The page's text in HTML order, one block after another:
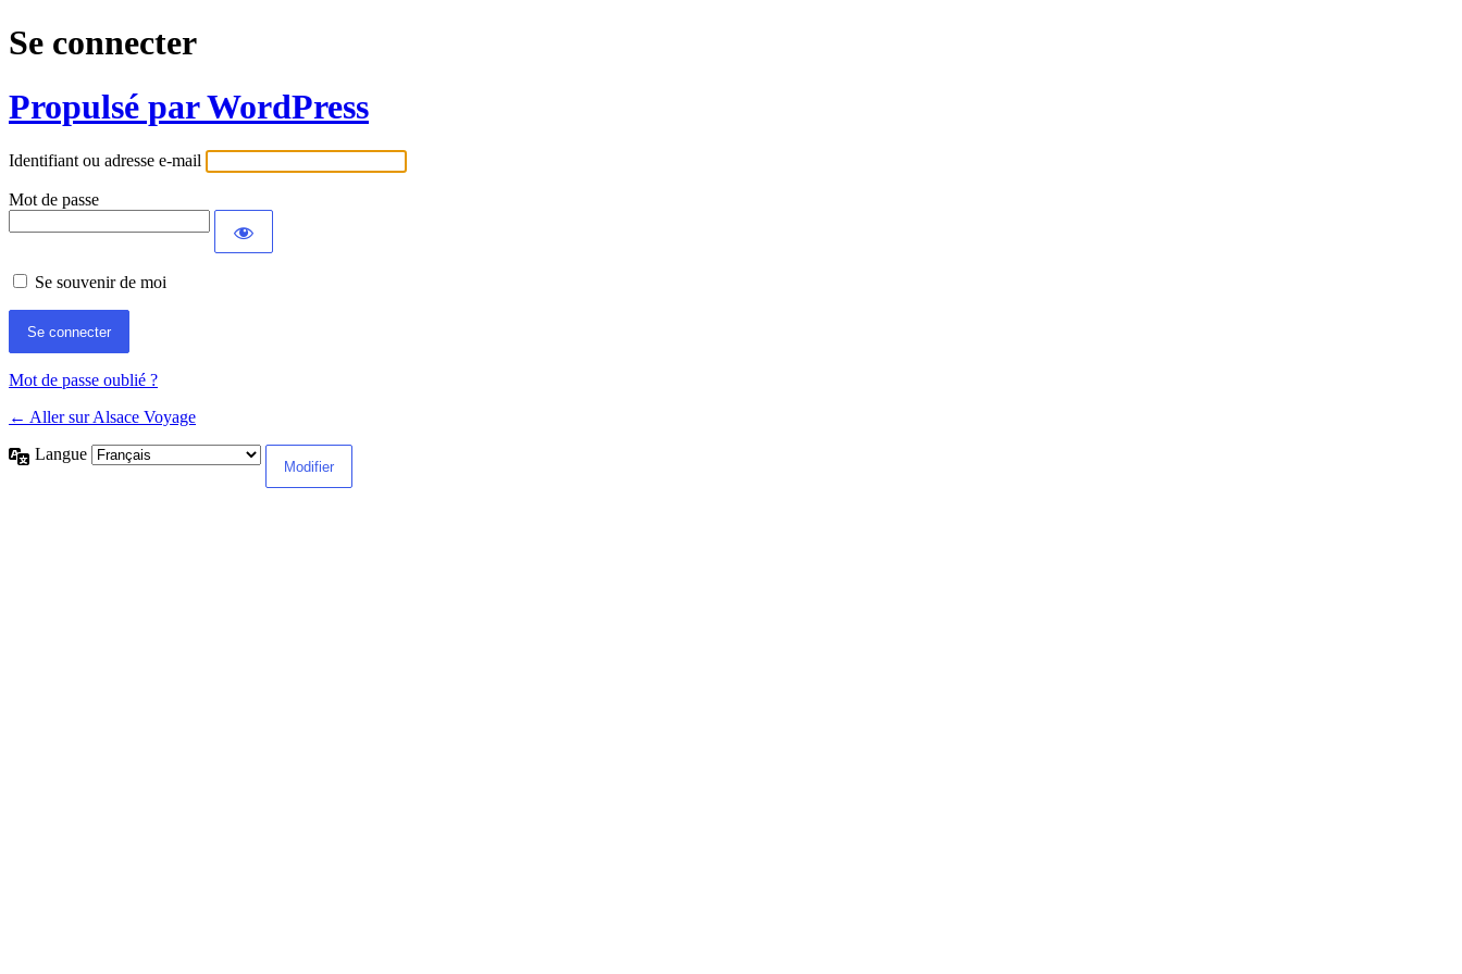
Se connecter
Propulsé par WordPress
Identifiant ou adresse e-mail
Mot de passe
Se souvenir de moi
Mot de passe oublié ?
← Aller sur Alsace Voyage
Langue